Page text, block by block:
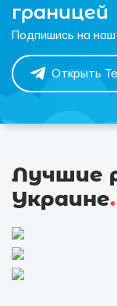
границей
Подпишись на
Открыть
Лучшие
Украине.